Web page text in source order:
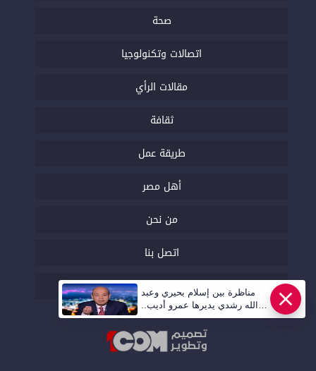
صحة
اتصالات وتكنولوجيا
مقالات الرأي
ثقافة
طريقة عمل
أهل مصر
من نحن
اتصل بنا
السياسة التحريرية
مناظرة بين إسلام بحيري وعبد
الله رشدي يديرها عمرو أديب..
قريبا | أهل مصر